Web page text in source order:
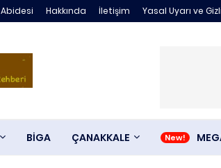
Hakkında İletişim Yasal Uyarı ve
BİGA ÇANAKKALE